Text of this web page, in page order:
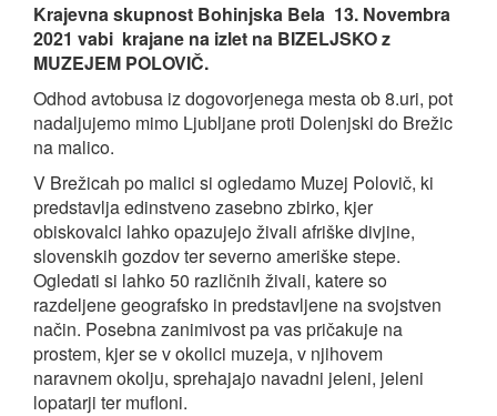
Krajevna skupnost Bohinjska Bela 13. Novembra
2021 vabi krajane na izlet na BIZELJSKO z
MUZEJEM POLOVIČ.
Odhod avtobusa iz dogovorjenega mesta ob 8.uri, pot
nadaljujemo mimo Ljubljane proti Dolenjski do Brežic
na malico.
V Brežicah po malici si ogledamo Muzej Polovič, ki
predstavlja edinstveno zasebno zbirko, kjer
obiskovalci lahko opazujejo živali afriške divjine,
slovenskih gozdov ter severno ameriške stepe.
Ogledati si lahko 50 različnih živali, katere so
razdeljene geografsko in predstavljene na svojstven
način. Posebna zanimivost pa vas pričakuje na
prostem, kjer se v okolici muzeja, v njihovem
naravnem okolju, sprehajajo navadni jeleni, jeleni
lopatarji ter mufloni.